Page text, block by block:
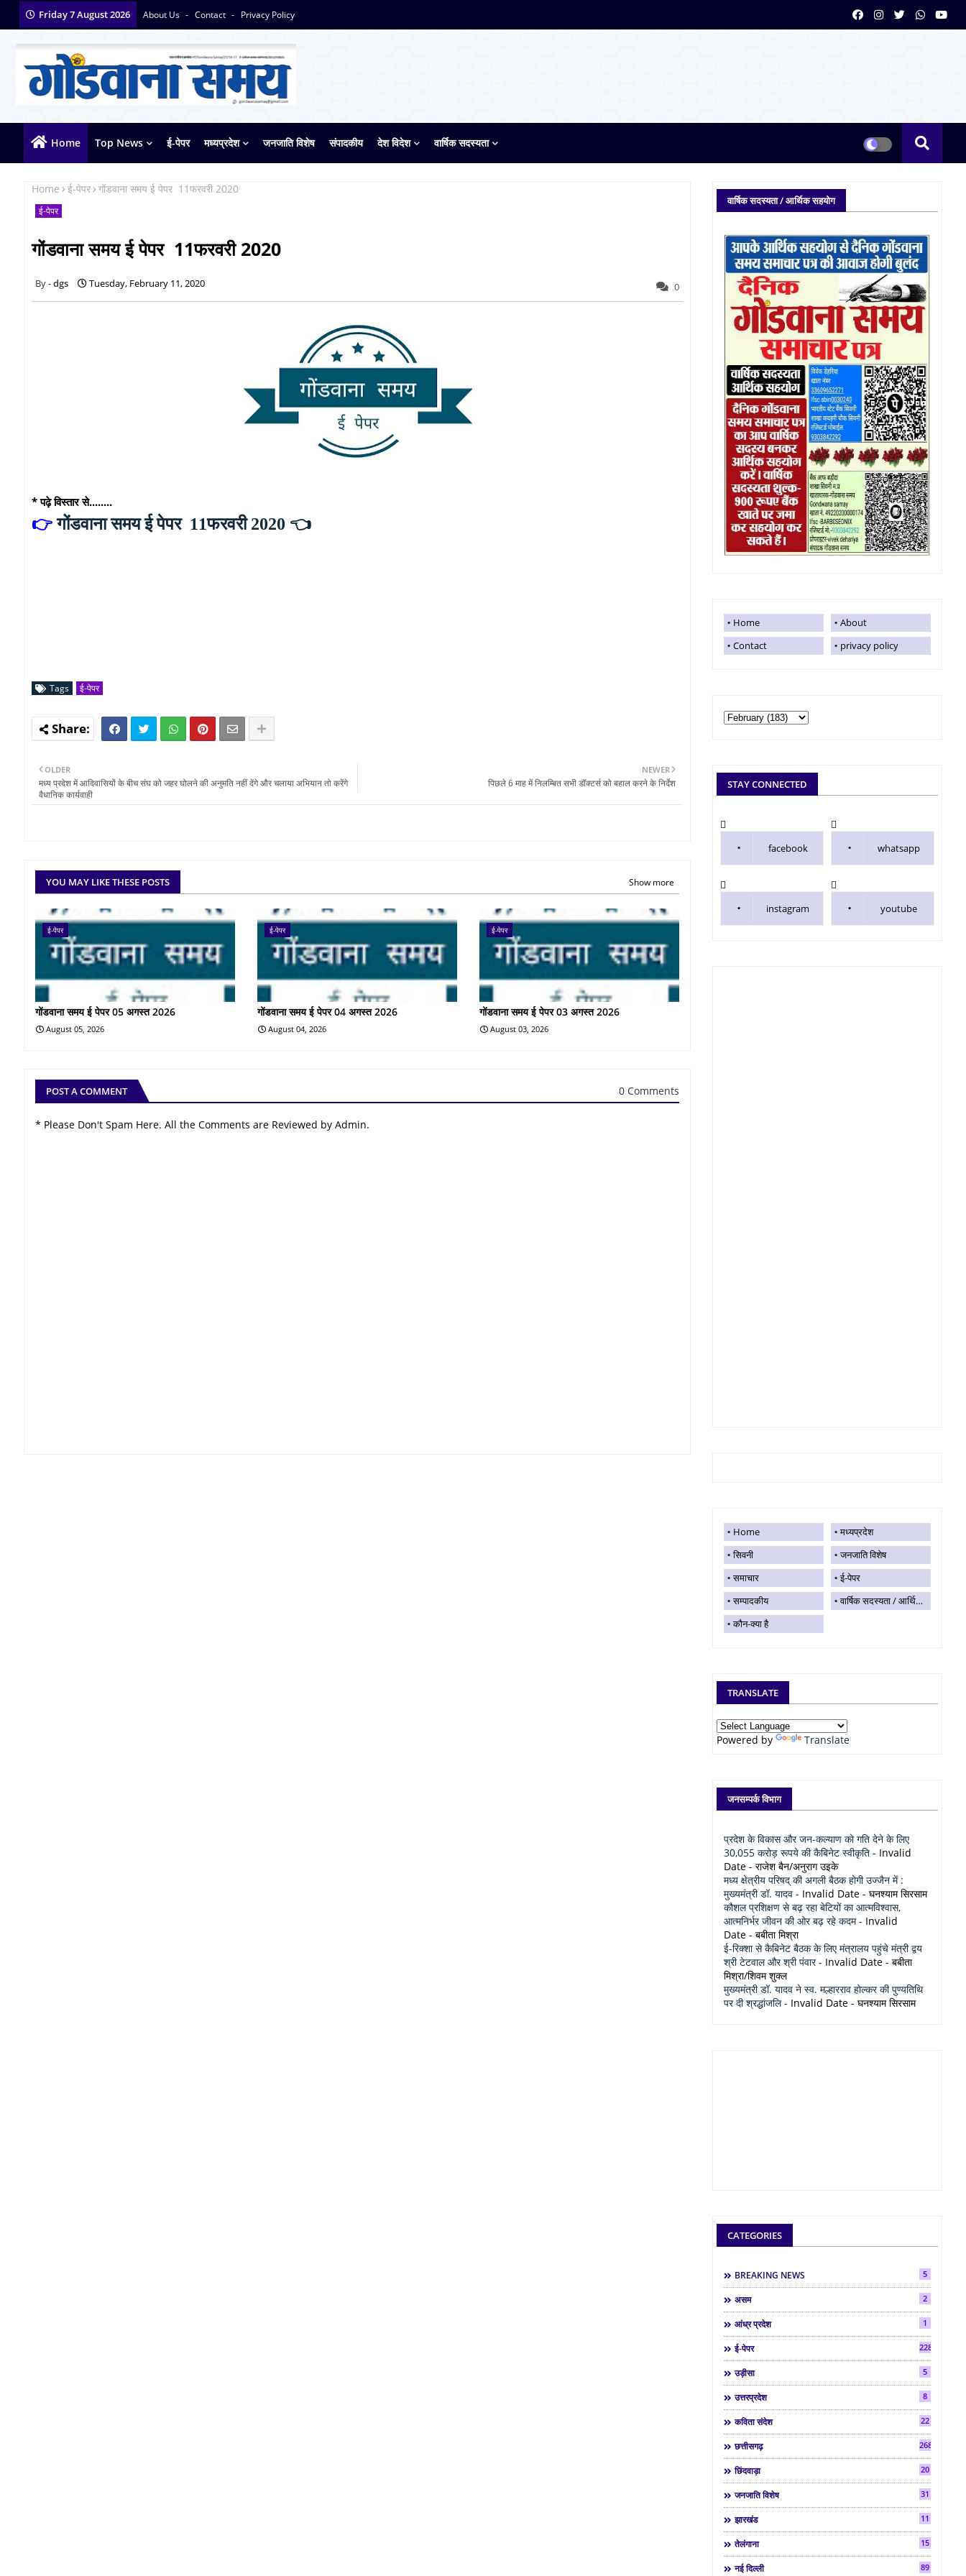
Friday 7 August 2026 About Us Contact Privacy Policy
Home Top News ई-पेपर मध्यप्रदेश जनजाति विशेष संपादकीय देश विदेश वार्षिक सदस्यता
Home ई-पेपर गोंडवाना समय ई पेपर 11फरवरी 2020
ई-पेपर
गोंडवाना समय ई पेपर 11फरवरी 2020
dgs Tuesday, February 11, 2020 0
* पढ़े विस्तार से........
👉 गोंडवाना समय ई पेपर 11फरवरी 2020 👈
Tags ई-पेपर
NEWER
पिछले 6 माह में निलम्बित सभी डॉक्टर्स को बहाल करने के निर्देश
OLDER
मध्य प्रदेश में आदिवासियों के बीच संघ को जहर घोलने की अनुमति नहीं देंगे और चलाया अभियान तो करेंगे
वैधानिक कार्यवाही
YOU MAY LIKE THESE POSTS Show more
ई-पेपर
गोंडवाना समय ई पेपर 05 अगस्त 2026
August 05, 2026
ई-पेपर
गोंडवाना समय ई पेपर 04 अगस्त 2026
August 04, 2026
ई-पेपर
गोंडवाना समय ई पेपर 03 अगस्त 2026
August 03, 2026
POST A COMMENT 0 Comments
* Please Don't Spam Here. All the Comments are Reviewed by Admin.
वार्षिक सदस्यता / आर्थिक सहयोग
Home
About
Contact
privacy policy
STAY CONNECTED
facebook whatsapp
instagram youtube
Home
मध्यप्रदेश
सिवनी
जनजाति विशेष
समाचार
ई-पेपर
सम्पादकीय
वार्षिक सदस्यता / आर्थिक सहयोग
कौन-क्या है
TRANSLATE
Powered by Translate
जनसम्पर्क विभाग
प्रदेश के विकास और जन-कल्याण को गति देने के लिए
30,055 करोड़ रूपये की कैबिनेट स्वीकृति - Invalid
Date - राजेश बैन/अनुराग उइके
मध्य क्षेत्रीय परिषद् की अगली बैठक होगी उज्जैन में :
मुख्यमंत्री डॉ. यादव - Invalid Date - घनश्याम सिरसाम
कौशल प्रशिक्षण से बढ़ रहा बेटियों का आत्मविश्वास,
आत्मनिर्भर जीवन की ओर बढ़ रहे कदम- Invalid
Date - बबीता मिश्रा
ई-रिक्शा से कैबिनेट बैठक के लिए मंत्रालय पहुंचे मंत्री द्वय
श्री टेटवाल और श्री पंवार- Invalid Date - बबीता
मिश्रा/शिवम शुक्ल
मुख्यमंत्री डॉ. यादव ने स्व. मल्हारराव होल्कर की पुण्यतिथि
पर दी श्रद्धांजलि- Invalid Date - घनश्याम सिरसाम
CATEGORIES
BREAKING NEWS 5
असम 2
आंध्र प्रदेश 1
ई-पेपर 2286
उड़ीसा 5
उत्तरप्रदेश 8
कविता संदेश 22
छत्तीसगढ़ 268
छिंदवाड़ा 20
जनजाति विशेष 31
झारखंड 11
तेलंगाना 15
नई दिल्ली 89